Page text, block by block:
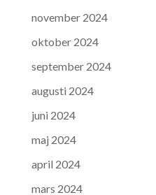
november 2024
oktober 2024
september 2024
augusti 2024
juni 2024
maj 2024
april 2024
mars 2024